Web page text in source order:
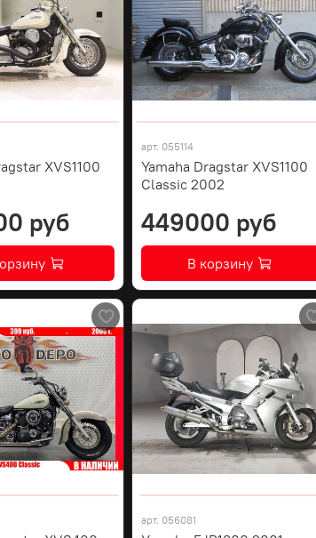
XVS1100
руб
арт. 055114
Yamaha Dragstar XVS1100
Classic 2002
449000 руб
В корзину
арт. 056081